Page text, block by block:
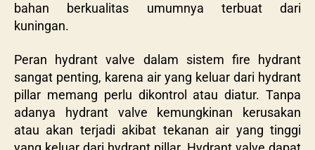
bahan berkualitas umumnya terbuat dari
kuningan.
Peran hydrant valve dalam sistem fire hydrant
sangat penting, karena air yang keluar dari hydrant
pillar memang perlu dikontrol atau diatur. Tanpa
adanya hydrant valve kemungkinan kerusakan
atau akan terjadi akibat tekanan air yang tinggi